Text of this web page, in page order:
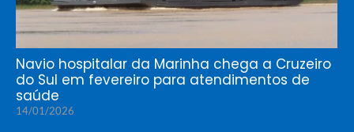
Navio hospitalar da Marinha chega a Cruzeiro
do Sul em fevereiro para atendimentos de
saúde
14/01/2026